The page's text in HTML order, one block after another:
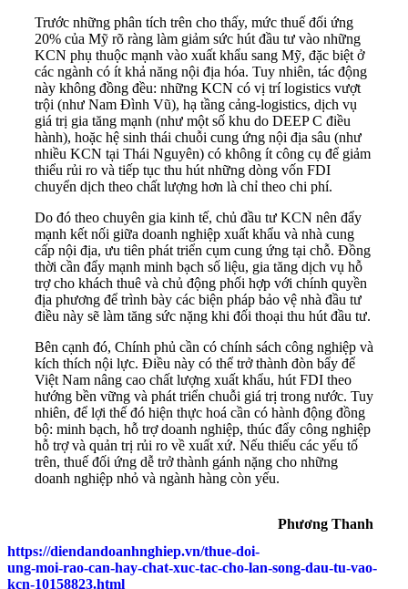
Trước những phân tích trên cho thấy, mức thuế đối ứng
20% của Mỹ rõ ràng làm giảm sức hút đầu tư vào những
KCN phụ thuộc mạnh vào xuất khẩu sang Mỹ, đặc biệt ở
các ngành có ít khả năng nội địa hóa. Tuy nhiên, tác động
này không đồng đều: những KCN có vị trí logistics vượt
trội (như Nam Đình Vũ), hạ tầng cảng-logistics, dịch vụ
giá trị gia tăng mạnh (như một số khu do DEEP C điều
hành), hoặc hệ sinh thái chuỗi cung ứng nội địa sâu (như
nhiều KCN tại Thái Nguyên) có không ít công cụ để giảm
thiểu rủi ro và tiếp tục thu hút những dòng vốn FDI
chuyển dịch theo chất lượng hơn là chỉ theo chi phí.
Do đó theo chuyên gia kinh tế, chủ đầu tư KCN nên đẩy
mạnh kết nối giữa doanh nghiệp xuất khẩu và nhà cung
cấp nội địa, ưu tiên phát triển cụm cung ứng tại chỗ. Đồng
thời cần đẩy mạnh minh bạch số liệu, gia tăng dịch vụ hỗ
trợ cho khách thuê và chủ động phối hợp với chính quyền
địa phương để trình bày các biện pháp bảo vệ nhà đầu tư
điều này sẽ làm tăng sức nặng khi đối thoại thu hút đầu tư.
Bên cạnh đó, Chính phủ cần có chính sách công nghiệp và
kích thích nội lực. Điều này có thể trở thành đòn bẩy để
Việt Nam nâng cao chất lượng xuất khẩu, hút FDI theo
hướng bền vững và phát triển chuỗi giá trị trong nước. Tuy
nhiên, để lợi thế đó hiện thực hoá cần có hành động đồng
bộ: minh bạch, hỗ trợ doanh nghiệp, thúc đẩy công nghiệp
hỗ trợ và quản trị rủi ro về xuất xứ. Nếu thiếu các yếu tố
trên, thuế đối ứng dễ trở thành gánh nặng cho những
doanh nghiệp nhỏ và ngành hàng còn yếu.
Phương Thanh
https://diendandoanhnghiep.vn/thue-doi-
ung-moi-rao-can-hay-chat-xuc-tac-cho-lan-song-dau-tu-vao-
kcn-10158823.html